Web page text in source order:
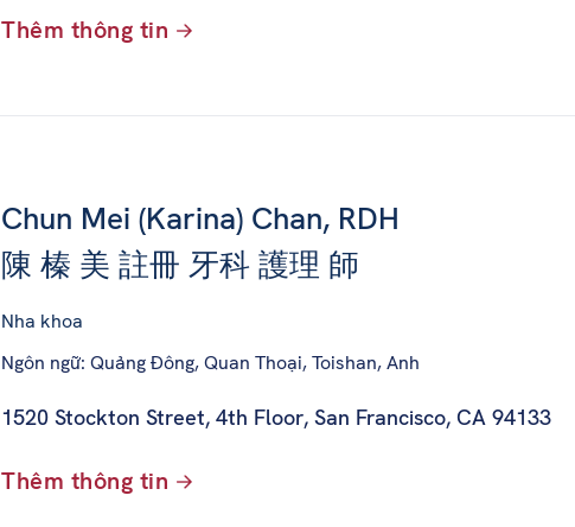
Thêm thông tin
Chun Mei (Karina) Chan, RDH
陳 榛 美 註冊 牙科 護理 師
Nha khoa
Ngôn ngữ: Quảng Đông, Quan Thoại, Toishan, Anh
1520 Stockton Street, 4th Floor, San Francisco, CA 94133
Thêm thông tin